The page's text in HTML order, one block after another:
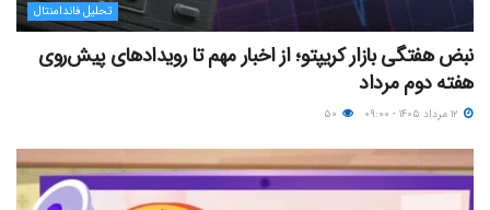
تحلیل فاندامنتال
نبض هفتگی بازار کریپتو؛ از اخبار مهم تا رویدادهای پیش‌روی
هفته دوم مرداد